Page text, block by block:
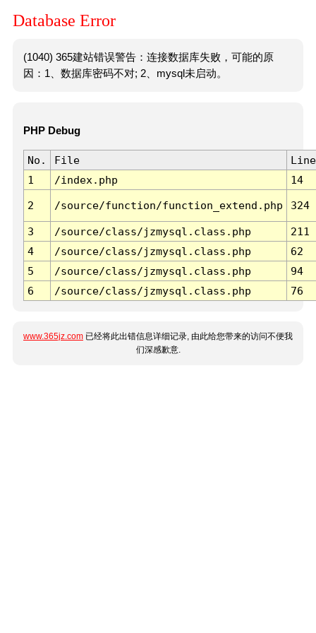
Database Error
(1040) 365建站错误警告：连接数据库失败，可能的原
因：1、数据库密码不对; 2、mysql未启动。
PHP Debug
No. File
Line
1
/index.php 14
2 /source/function/function_extend.php 324
3 /source/class/jzmysql.class.php
211
4
/source/class/jzmysql.class.php
62
5
/source/class/jzmysql.class.php
94
6
/source/class/jzmysql.class.php 76
www.365jz.com 已经将此出错信息详细记录, 由此给您带来的访问不便我
们深感歉意.